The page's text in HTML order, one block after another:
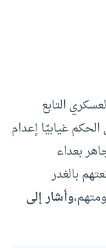
التابع
غيابيًا إعدام
بعداء
بالغدر
وأشار إلى